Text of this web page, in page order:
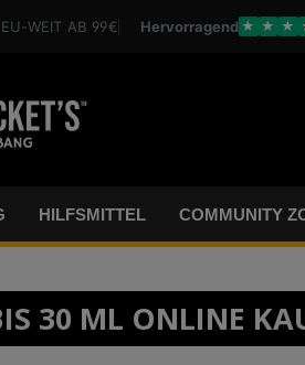
WEIT AB 99€ Hervorragend ★ ★ ★
HILFSMITTEL COMMUNITY
30 ML ONLINE